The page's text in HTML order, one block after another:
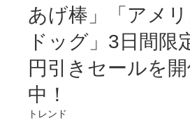
あげ棒」「アメ
ドッグ」3日間限
円引きセールを
中！
トレンド